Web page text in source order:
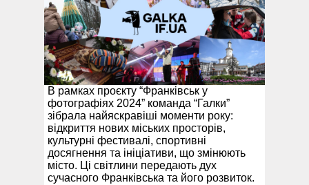
В рамках проєкту “Франківськ у
фотографіях 2024” команда “Галки”
зібрала найяскравіші моменти року:
відкриття нових міських просторів,
культурні фестивалі, спортивні
досягнення та ініціативи, що змінюють
місто. Ці світлини передають дух
сучасного Франківська та його розвиток.